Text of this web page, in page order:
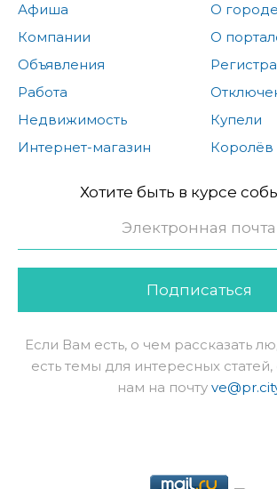
Афиша
Компании
Объявления
Работа
Недвижимость
Интернет-магазин
О городе
О
Купели
Хотите быть в курсе
Подписаться
Если Вам есть, о чем рассказать
есть темы для интересных статей,
нам на почту